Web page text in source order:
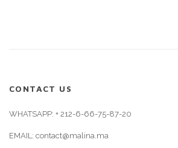
CONTACT US
WHATSAPP: + 212-6-66-75-87-20
EMAIL: contact@malina.ma